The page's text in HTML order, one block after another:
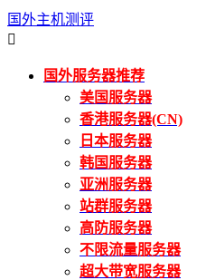
国外主机测评

国外服务器推荐
美国服务器
香港服务器(CN)
日本服务器
韩国服务器
亚洲服务器
站群服务器
高防服务器
不限流量服务器
超大带宽服务器